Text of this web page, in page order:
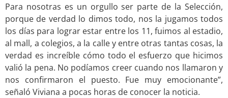
Para nosotras es un orgullo ser parte de la Selección,
porque de verdad lo dimos todo, nos la jugamos todos
los días para lograr estar entre los 11, fuimos al estadio,
al mall, a colegios, a la calle y entre otras tantas cosas, la
verdad es increíble cómo todo el esfuerzo que hicimos
valió la pena. No podíamos creer cuando nos llamaron y
nos confirmaron el puesto. Fue muy emocionante”,
señaló Viviana a pocas horas de conocer la noticia.